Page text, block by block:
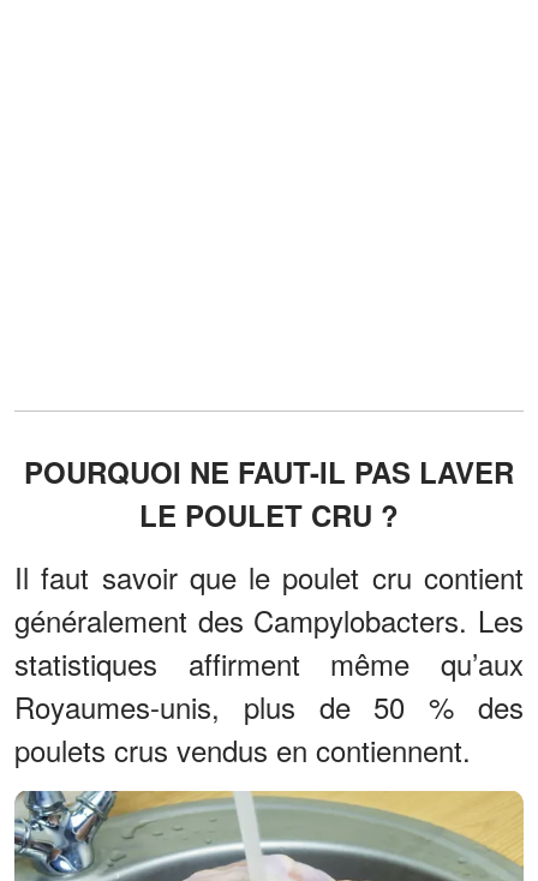
POURQUOI NE FAUT-IL PAS LAVER
LE POULET CRU ?
Il faut savoir que le poulet cru contient
généralement des Campylobacters. Les
statistiques affirment même qu’aux
Royaumes-unis, plus de 50 % des
poulets crus vendus en contiennent.